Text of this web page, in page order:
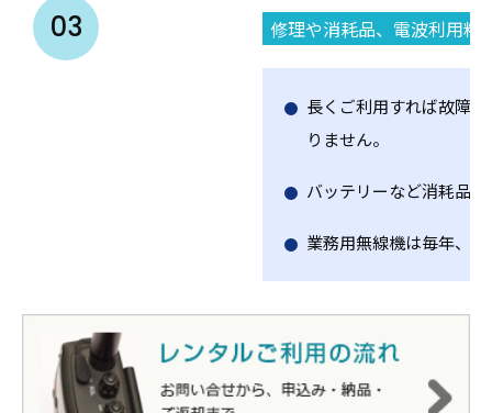
03 修理や消耗品、電波利用料
長くご利用すれば故障
りません。
バッテリーなど消耗品
業務用無線機は毎年、